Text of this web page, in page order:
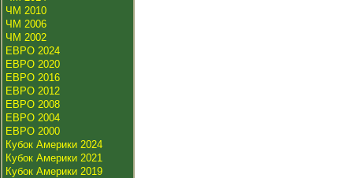
ЧМ 2010
ЧМ 2006
ЧМ 2002
ЕВРО 2024
ЕВРО 2020
ЕВРО 2016
ЕВРО 2012
ЕВРО 2008
ЕВРО 2004
ЕВРО 2000
Кубок Америки 2024
Кубок Америки 2021
Кубок Америки 2019